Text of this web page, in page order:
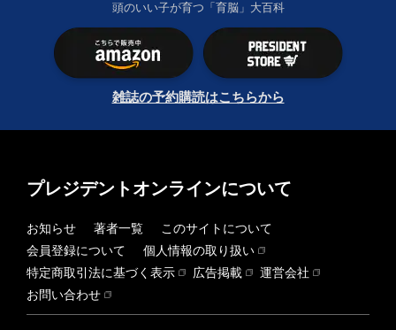
頭のいい子が育つ「育脳」大百科
雑誌の予約購読はこちらから
プレジデントオンラインについて
お知らせ 著者一覧
このサイトについて
会員登録について
個人情報の取り扱い
特定商取引法に基づく表示
広告掲載
運営会社
お問い合わせ